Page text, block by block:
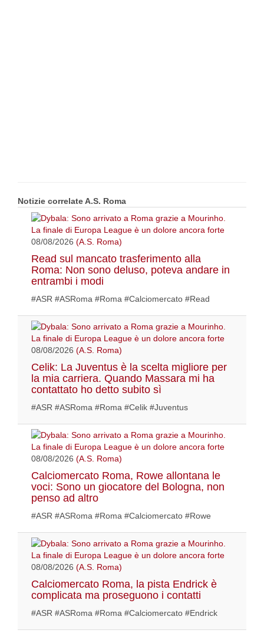
Notizie correlate A.S. Roma
08/08/2026 (A.S. Roma)
Read sul mancato trasferimento alla
Roma: Non sono deluso, poteva andare in
entrambi i modi
#ASR #ASRoma #Roma #Calciomercato #Read
08/08/2026 (A.S. Roma)
Celik: La Juventus è la scelta migliore per
la mia carriera. Quando Massara mi ha
contattato ho detto subito sì
#ASR #ASRoma #Roma #Celik #Juventus
08/08/2026 (A.S. Roma)
Calciomercato Roma, Rowe allontana le
voci: Sono un giocatore del Bologna, non
penso ad altro
#ASR #ASRoma #Roma #Calciomercato #Rowe
08/08/2026 (A.S. Roma)
Calciomercato Roma, la pista Endrick è
complicata ma proseguono i contatti
#ASR #ASRoma #Roma #Calciomercato #Endrick